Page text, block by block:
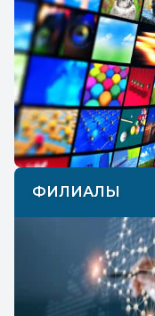
ФИЛИАЛЫ